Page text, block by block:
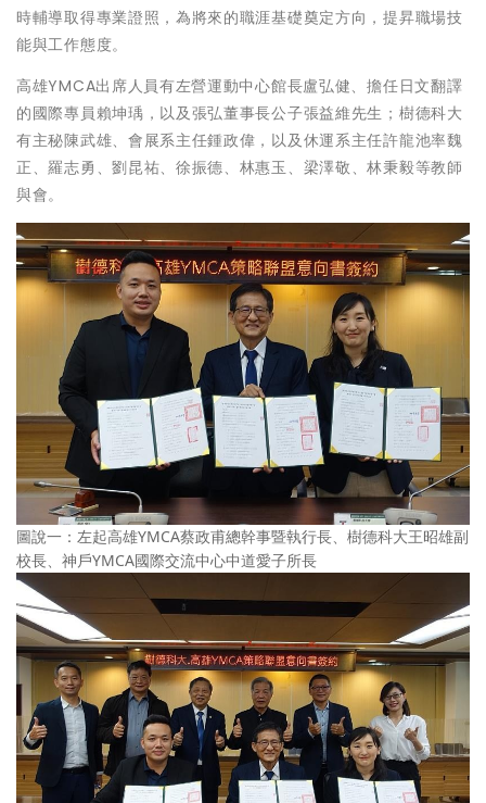
時輔導取得專業證照，為將來的職涯基礎奠定方向，提昇職場技
能與工作態度。
高雄YMCA出席人員有左營運動中心館長盧弘健、擔任日文翻譯
的國際專員賴坤瑀，以及張弘董事長公子張益維先生；樹德科大
有主秘陳武雄、會展系主任鍾政偉，以及休運系主任許龍池率魏
正、羅志勇、劉昆祐、徐振德、林惠玉、梁澤敬、林秉毅等教師
與會。
圖說一：左起高雄YMCA蔡政甫總幹事暨執行長、樹德科大王昭雄副
校長、神戶YMCA國際交流中心中道愛子所長